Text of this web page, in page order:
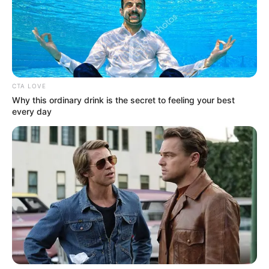
CTA LOVE
Why this ordinary drink is the secret to feeling your best
every day